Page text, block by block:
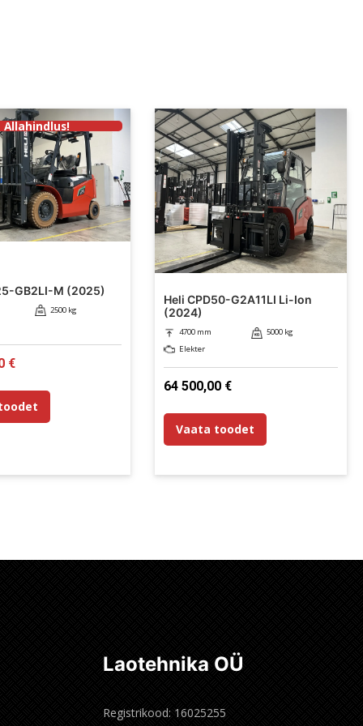
Allahindlus!
GB2LI-M (2025)
2500 kg
€Current
is:
24
Heli CPD50-G2A11LI Li-Ion
(2024)
4700 mm
5000 kg
Elekter
64 500,00 €
Vaata toodet
Laotehnika OÜ
Registrikood: 16025255